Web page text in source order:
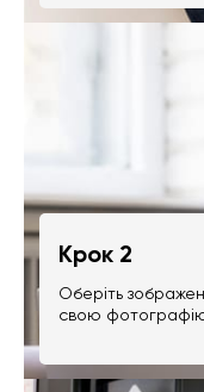
Крок 2
Оберіть
свою фотографію